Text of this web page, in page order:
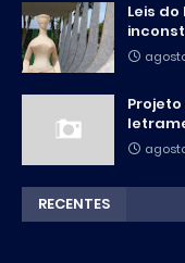
Leis
RECENTES